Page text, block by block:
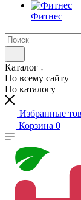
Фитнес
Каталог
По всему сайту
По каталогу
Избранные
Корзина 0